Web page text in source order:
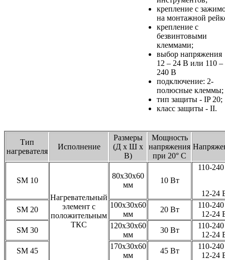
крепление с
на монтажной
крепление с
безвинтовыми
клеммами;
выбор напряжения
12 – 24 В или 110 –
240 В
подключение: 2-
полюсные клеммы;
тип защиты - IP 20;
класс защиты - II.
Тип
нагревателя
Исполнение
Размеры
(Д х Ш х
В)
Мощность
напряжения
при 20° С
SM 10
Нагревательный
элемент с
положительным
ТКС
80x30x60
мм
10 Вт
110-
12-24
SM 20
100x30x60
мм
20 Вт
110-
12-24
SM 30
120x30x60
мм
30 Вт
110-
12-24
SM 45
170x30x60
мм
45 Вт
110-
12-24